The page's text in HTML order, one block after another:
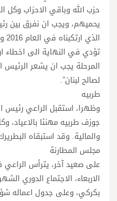
حزب الله وباقي الاحزاب وكل
يحميهم، ويجب ان نفرق بين
تؤدي في النهاية الى اخطاء
المرحلة يجب ان يشعر الرئيس
لصالح لبنان”.
طربيه
وظهرا، استقبل الراعي رئيس
جوزف طربيه مهنئا بالاعياد،
والمالية. وقد استبقاه
مجلس المطارنة
على صعيد آخر، يترأس
الاربعاء، الاجتماع الدوري
بكركي، وعلى جدول اعماله